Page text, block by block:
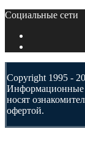
Социальные сети
Copyright 1995 -
Информационные
носят
офертой.